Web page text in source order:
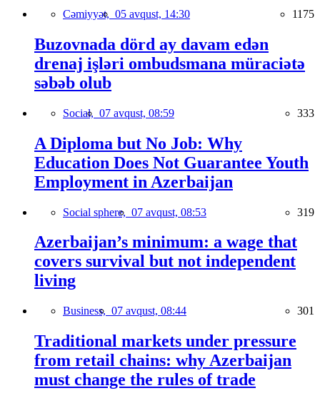
Cəmiyyət, 05 avqust, 14:30 1175
Buzovnada dörd ay davam edən
drenaj işləri ombudsmana müraciətə
səbəb olub
Social, 07 avqust, 08:59 333
A Diploma but No Job: Why
Education Does Not Guarantee Youth
Employment in Azerbaijan
Social sphere, 07 avqust, 08:53 319
Azerbaijan’s minimum: a wage that
covers survival but not independent
living
Business, 07 avqust, 08:44 301
Traditional markets under pressure
from retail chains: why Azerbaijan
must change the rules of trade